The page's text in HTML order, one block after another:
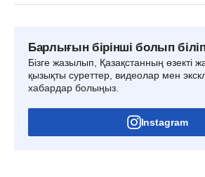
Барлығын бірінші болып
Бізге жазылып, Қазақстанның өзекті
қызықты суреттер, видеолар мен
хабардар болыңыз.
Instagram